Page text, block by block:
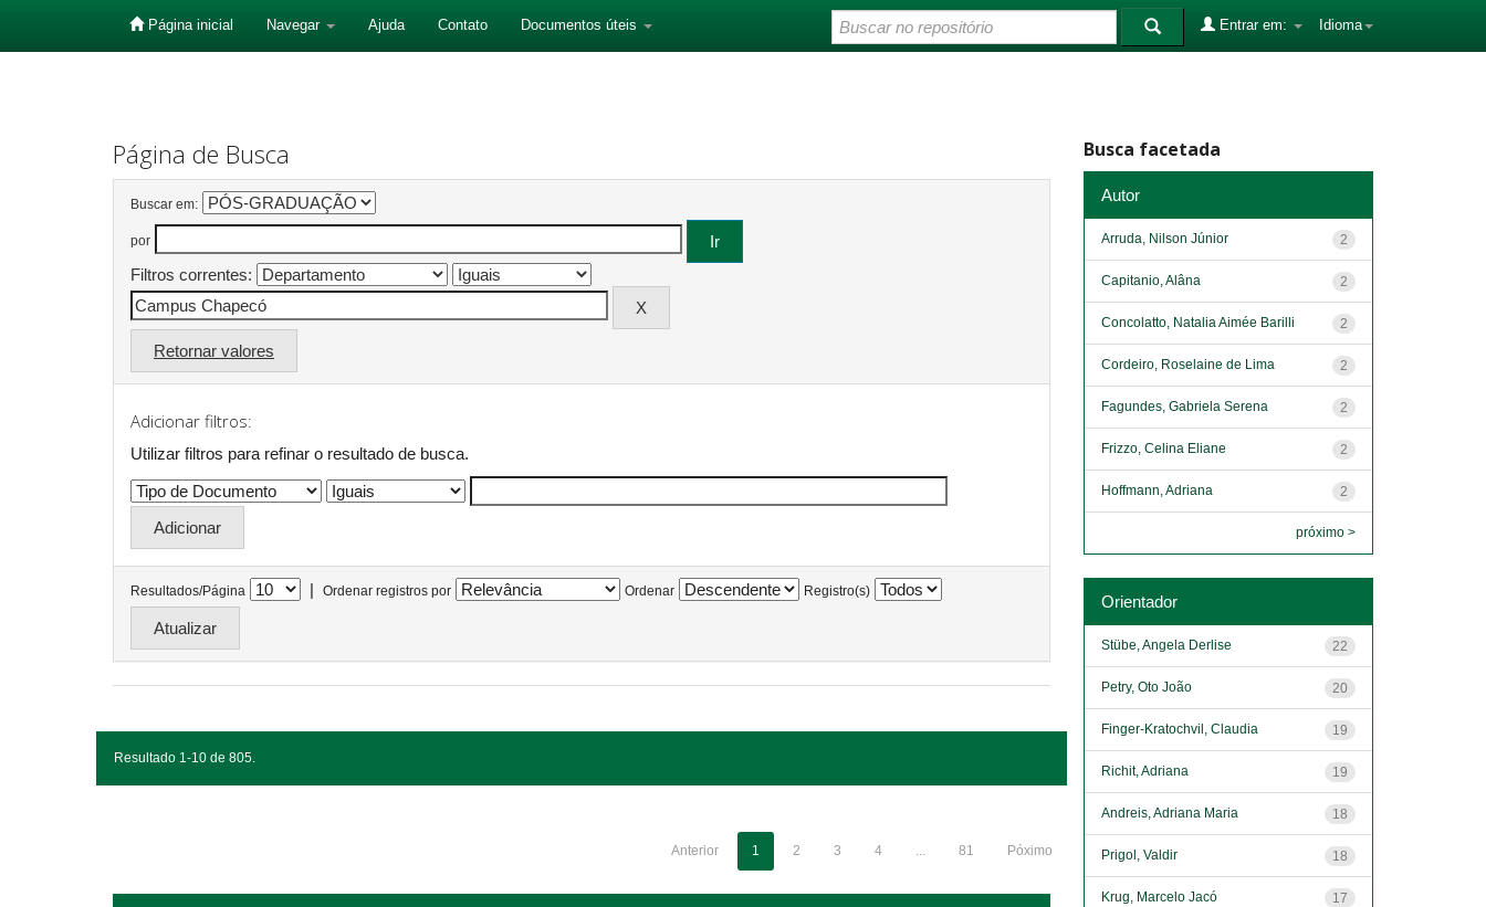
Página inicial Navegar Ajuda Contato Documentos úteis Idioma
Entrar em:
Página de Busca
Buscar em:
por
Filtros correntes:
Retornar valores
Adicionar filtros:
Utilizar filtros para refinar o resultado de busca.
Resultados/Página | Ordenar registros por Ordenar Registro(s)
Resultado 1-10 de 805.
Anterior 1 2 3 4 ... 81 Póximo
Busca facetada
Autor
2
Arruda, Nilson Júnior
2
Capitanio, Alâna
2
Concolatto, Natalia Aimée Barilli
2
Cordeiro, Roselaine de Lima
2
Fagundes, Gabriela Serena
2
Frizzo, Celina Eliane
2
Hoffmann, Adriana
próximo >
Orientador
22
Stübe, Angela Derlise
20
Petry, Oto João
19
Finger-Kratochvil, Claudia
19
Richit, Adriana
18
Andreis, Adriana Maria
18
Prigol, Valdir
17
Krug, Marcelo Jacó